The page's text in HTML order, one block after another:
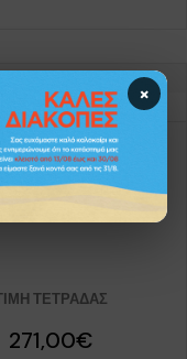
×
65/15 91H
ΤΕΤΡΆΔΑΣ
271,00€